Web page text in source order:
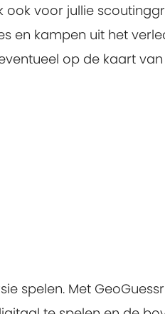
ook voor jullie
en kampen uit het
op de kaart
spelen. Met